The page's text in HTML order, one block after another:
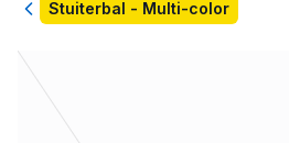
TerugStuiterbal - Multi-color